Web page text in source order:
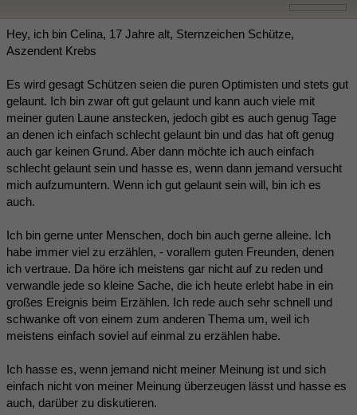
Hey, ich bin Celina, 17 Jahre alt, Sternzeichen Schütze,
Aszendent Krebs
Es wird gesagt Schützen seien die puren Optimisten und stets gut
gelaunt. Ich bin zwar oft gut gelaunt und kann auch viele mit
meiner guten Laune anstecken, jedoch gibt es auch genug Tage
an denen ich einfach schlecht gelaunt bin und das hat oft genug
auch gar keinen Grund. Aber dann möchte ich auch einfach
schlecht gelaunt sein und hasse es, wenn dann jemand versucht
mich aufzumuntern. Wenn ich gut gelaunt sein will, bin ich es
auch.
Ich bin gerne unter Menschen, doch bin auch gerne alleine. Ich
habe immer viel zu erzählen, - vorallem guten Freunden, denen
ich vertraue. Da höre ich meistens gar nicht auf zu reden und
verwandle jede so kleine Sache, die ich heute erlebt habe in ein
großes Ereignis beim Erzählen. Ich rede auch sehr schnell und
schwanke oft von einem zum anderen Thema um, weil ich
meistens einfach soviel auf einmal zu erzählen habe.
Ich hasse es, wenn jemand nicht meiner Meinung ist und sich
einfach nicht von meiner Meinung überzeugen lässt und hasse es
auch, darüber zu diskutieren.